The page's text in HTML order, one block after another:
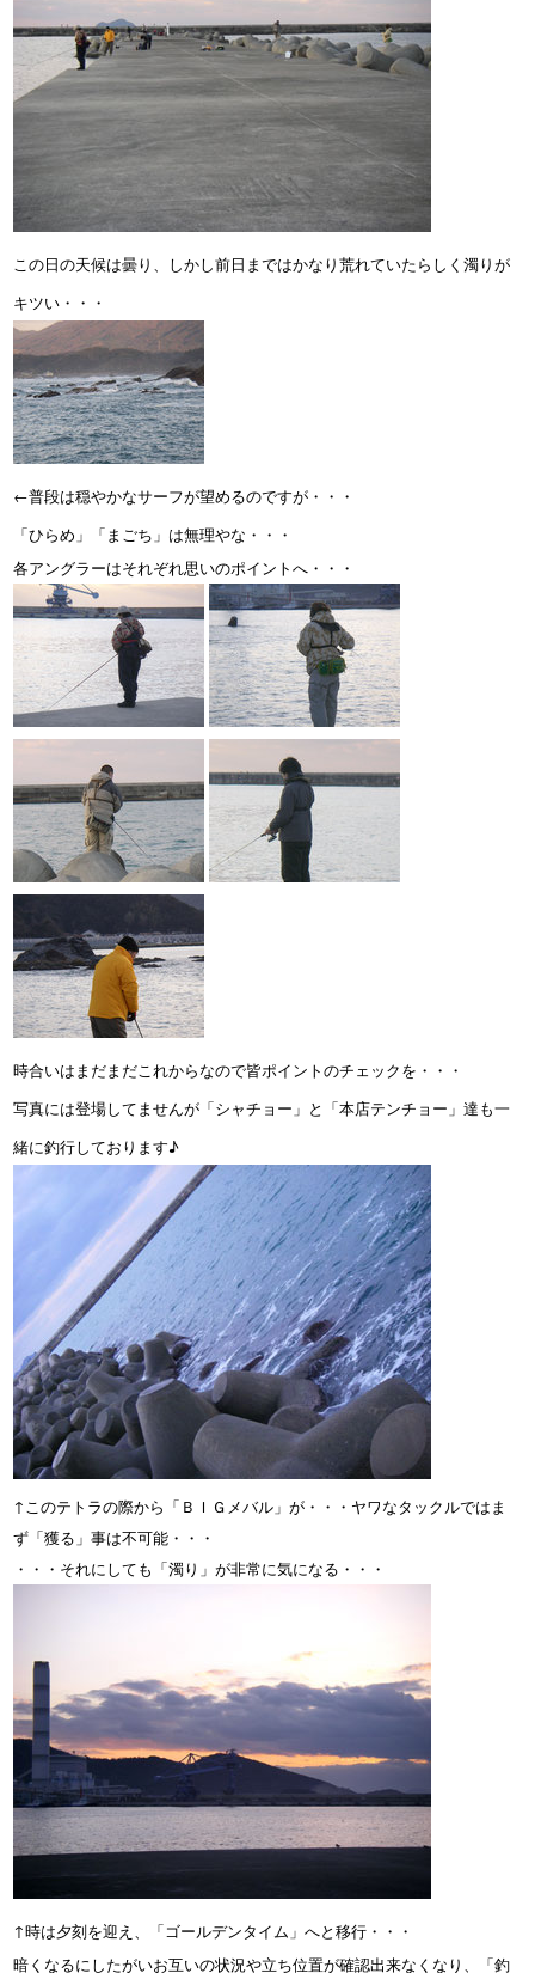
この日の天候は曇り、しかし前日まではかなり荒れていたらしく濁りが
キツい・・・
←普段は穏やかなサーフが望めるのですが・・・
「ひらめ」「まごち」は無理やな・・・
各アングラーはそれぞれ思いのポイントへ・・・
時合いはまだまだこれからなので皆ポイントのチェックを・・・
写真には登場してませんが「シャチョー」と「本店テンチョー」達も一
緒に釣行しております♪
↑このテトラの際から「ＢＩＧメバル」が・・・ヤワなタックルではま
ず「獲る」事は不可能・・・
・・・それにしても「濁り」が非常に気になる・・・
↑時は夕刻を迎え、「ゴールデンタイム」へと移行・・・
暗くなるにしたがいお互いの状況や立ち位置が確認出来なくなり、「釣